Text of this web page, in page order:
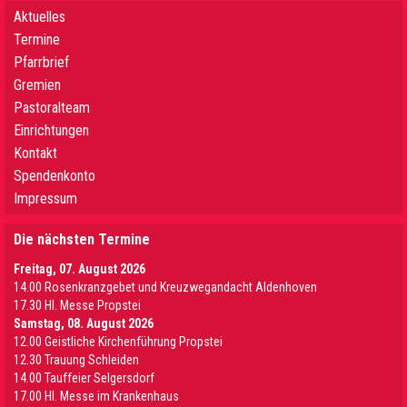
Aktuelles
Termine
Pfarrbrief
Gremien
Pastoralteam
Einrichtungen
Kontakt
Spendenkonto
Impressum
Die nächsten Termine
Freitag, 07. August 2026
14.00 Rosenkranzgebet und Kreuzwegandacht Aldenhoven
17.30 Hl. Messe Propstei
Samstag, 08. August 2026
12.00 Geistliche Kirchenführung Propstei
12.30 Trauung Schleiden
14.00 Tauffeier Selgersdorf
17.00 Hl. Messe im Krankenhaus